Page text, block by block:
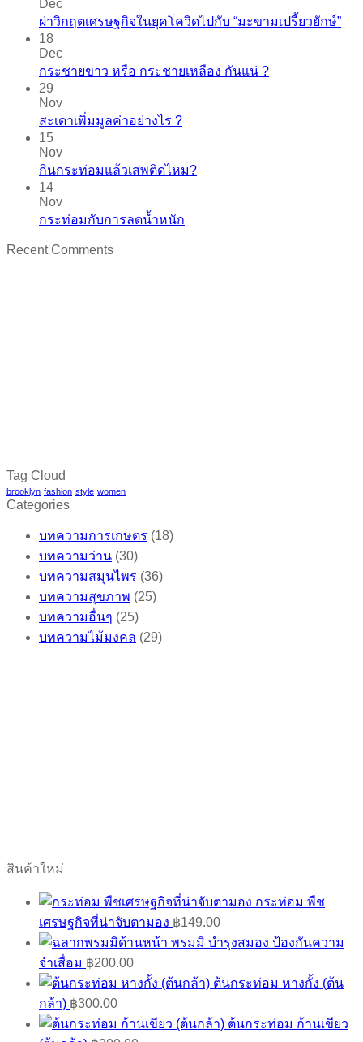
Dec
ผ่าวิกฤตเศรษฐกิจในยุคโควิดไปกับ “มะขามเปรี้ยวยักษ์”
18
Dec
กระชายขาว​ หรือ​ กระชายเหลือง กันแน่ ?
29
Nov
สะเดาเพิ่มมูลค่าอย่างไร ?
15
Nov
กินกระท่อมแล้วเสพติดไหม?
14
Nov
กระท่อมกับการลดน้ำหนัก
Recent Comments
Tag Cloud
brooklyn fashion style women
Categories
บทความการเกษตร (18)
บทความว่าน (30)
บทความสมุนไพร (36)
บทความสุขภาพ (25)
บทความอื่นๆ (25)
บทความไม้มงคล (29)
สินค้าใหม่
กระท่อม พืช
เศรษฐกิจที่น่าจับตามอง ฿149.00
พรมมิ บำรุงสมอง ป้องกันความ
จำเสื่อม ฿200.00
ต้นกระท่อม หางกั้ง (ต้น
กล้า) ฿300.00
ต้นกระท่อม ก้านเขียว